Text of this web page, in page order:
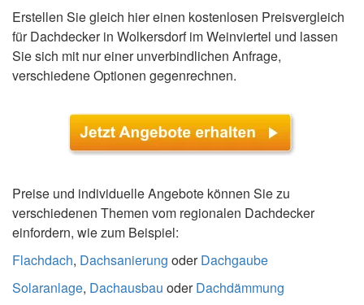
Erstellen Sie gleich hier einen kostenlosen Preisvergleich
für Dachdecker in Wolkersdorf im Weinviertel und lassen
Sie sich mit nur einer unverbindlichen Anfrage,
verschiedene Optionen gegenrechnen.
Preise und individuelle Angebote können Sie zu
verschiedenen Themen vom regionalen Dachdecker
einfordern, wie zum Beispiel:
Flachdach, Dachsanierung oderDachgaube
Solaranlage, Dachausbau oderDachdämmung